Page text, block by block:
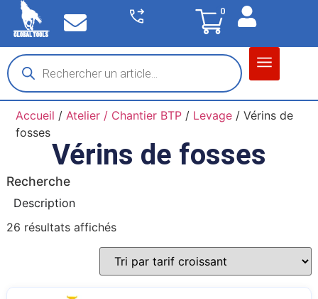
0
Accueil / Atelier / Chantier BTP / Levage / Vérins de
fosses
Vérins de fosses
Recherche
Description
26 résultats affichés